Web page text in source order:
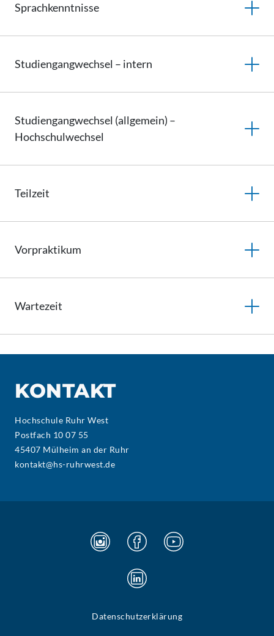
Sprachkenntnisse
Studiengangwechsel – intern
Studiengangwechsel (allgemein) –
Hochschulwechsel
Teilzeit
Vorpraktikum
Wartezeit
KONTAKT
Hochschule Ruhr West
Postfach 10 07 55
45407 Mülheim an der Ruhr
kontakt@hs-ruhrwest.de
Datenschutzerklärung